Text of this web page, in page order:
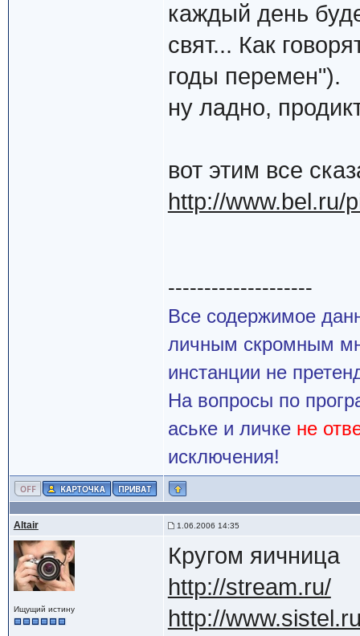
каждый день
свят... Как
годы перемен").
ну ладно,
вот этим все
http://www.bel.ru/
--------------------
Все содержимое
личным скромным
инстанции не
На вопросы по
аське и личке не
исключения!
Altair 1.06.2006 14:35
Ищущий истину
Кругом яичница
http://stream.ru/
http://